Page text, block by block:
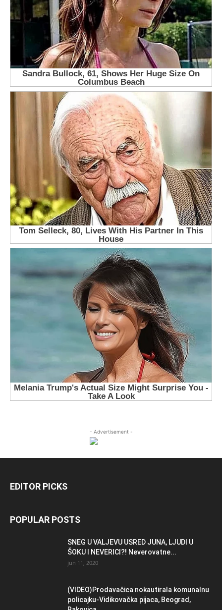
- Advertisement -
EDITOR PICKS
POPULAR POSTS
SNEG U VALJEVU USRED JUNA, LJUDI U
ŠOKU I NEVERICI?! Neverovatne...
jun 11, 2020
(VIDEO)Prodavačica nokautirala komunalnu
policajku-Vidikovačka pijaca, Beograd,